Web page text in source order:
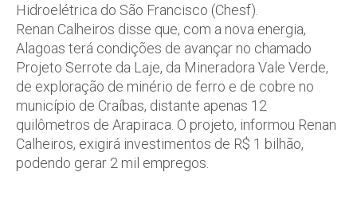
Hidroelétrica do São Francisco (Chesf).
Renan Calheiros disse que, com a nova energia,
Alagoas terá condições de avançar no chamado
Projeto Serrote da Laje, da Mineradora Vale Verde,
de exploração de minério de ferro e de cobre no
município de Craíbas, distante apenas 12
quilômetros de Arapiraca. O projeto, informou Renan
Calheiros, exigirá investimentos de R$ 1 bilhão,
podendo gerar 2 mil empregos.